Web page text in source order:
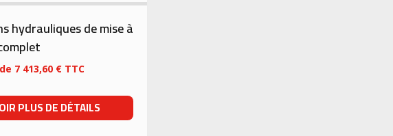
hydrauliques de mise à
7 413,60 € TTC
PLUS DE DÉTAILS